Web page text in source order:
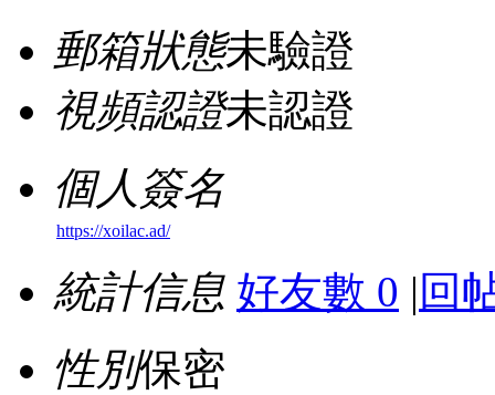
郵箱狀態未驗證
視頻認證未認證
個人簽名
https://xoilac.ad/
統計信息 好友數 0 | 回
性別保密